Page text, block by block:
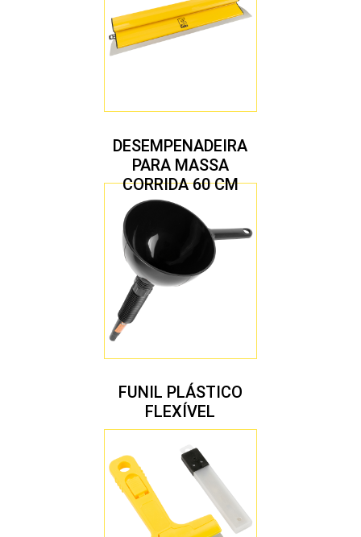
DESEMPENADEIRA
PARA MASSA
CORRIDA 60 CM
FUNIL PLÁSTICO
FLEXÍVEL